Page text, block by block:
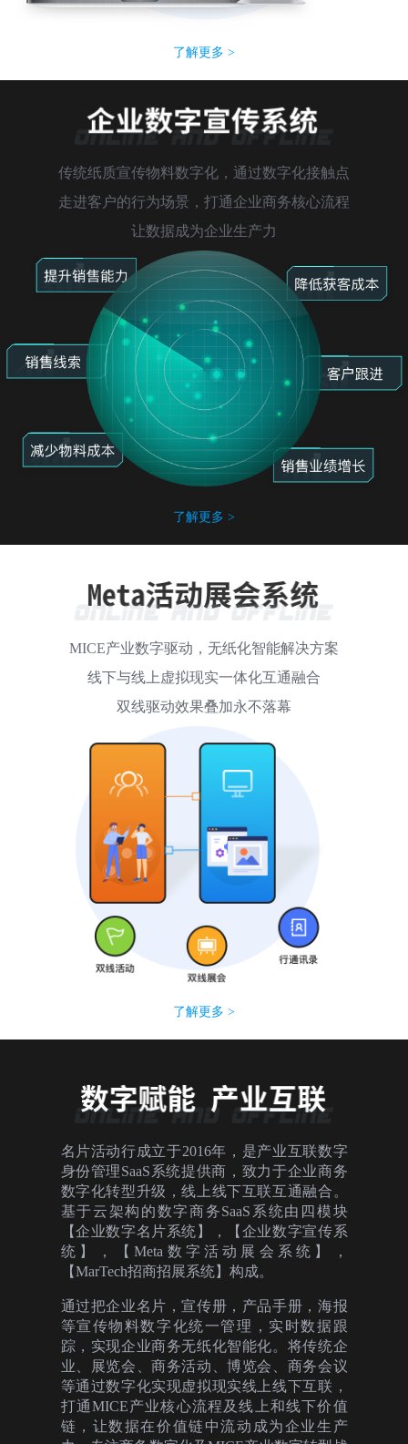
了解更多 >
传统纸质宣传物料数字化，通过数字化接触点
走进客户的行为场景，打通企业商务核心流程
让数据成为企业生产力
了解更多 >
MICE产业数字驱动，无纸化智能解决方案
线下与线上虚拟现实一体化互通融合
双线驱动效果叠加永不落幕
了解更多 >
名片活动行成立于2016年，是产业互联数字
身份管理SaaS系统提供商，致力于企业商务
数字化转型升级，线上线下互联互通融合。
基于云架构的数字商务SaaS系统由四模块
【企业数字名片系统】，【企业数字宣传系
统】，【Meta数字活动展会系统】，
【MarTech招商招展系统】构成。
通过把企业名片，宣传册，产品手册，海报
等宣传物料数字化统一管理，实时数据跟
踪，实现企业商务无纸化智能化。将传统企
业、展览会、商务活动、博览会、商务会议
等通过数字化实现虚拟现实线上线下互联，
打通MICE产业核心流程及线上和线下价值
链，让数据在价值链中流动成为企业生产